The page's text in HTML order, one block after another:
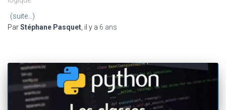
(suite…)
ParStéphane Pasquet, il y a 6 ans